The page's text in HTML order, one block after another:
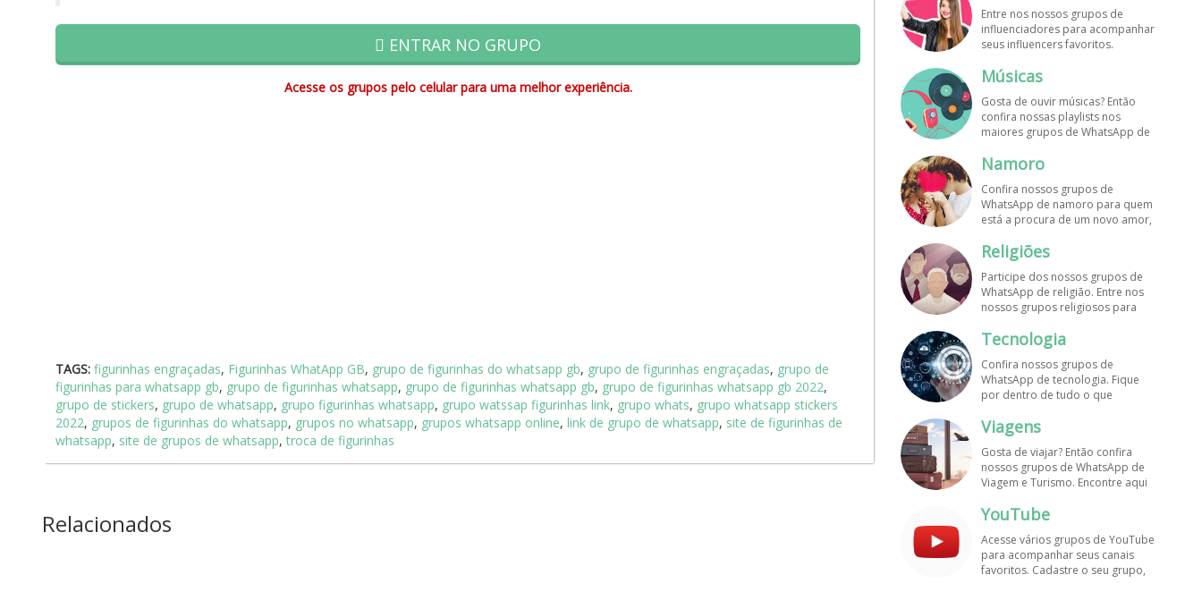
ENTRAR NO GRUPO
Acesse os grupos pelo celular para uma melhor experiência.
TAGS: figurinhas engraçadas, Figurinhas WhatApp GB, grupo de figurinhas do whatsapp gb, grupo de figurinhas engraçadas, grupo de
figurinhas para whatsapp gb, grupo de figurinhas whatsapp, grupo de figurinhas whatsapp gb, grupo de figurinhas whatsapp gb 2022,
grupo de stickers, grupo de whatsapp, grupo figurinhas whatsapp, grupo watssap figurinhas link, grupo whats, grupo whatsapp stickers
2022, grupos de figurinhas do whatsapp, grupos no whatsapp, grupos whatsapp online, link de grupo de whatsapp, site de figurinhas de
whatsapp, site de grupos de whatsapp,troca de figurinhas
Relacionados
Entre nos nossos grupos de
influenciadores para acompanhar
seus influencers favoritos.
em todo o Brasil e o mundo!
seus seguidores!
Músicas
Gosta de ouvir músicas? Então
confira nossas playlists nos
maiores grupos de WhatsApp de
melhores grupos de WhatsApp é
Namoro
Confira nossos grupos de
WhatsApp de namoro para quem
está a procura de um novo amor,
mais grupos de WhatsApp é de
graça!
Religiões
Participe dos nossos grupos de
WhatsApp de religião. Entre nos
nossos grupos religiosos para
só fé! Entre agora!
Tecnologia
Confira nossos grupos de
WhatsApp de tecnologia. Fique
por dentro de tudo o que
Aqui tem os grupos de WhatsApp
é de graça!
Viagens
Gosta de viajar? Então confira
nossos grupos de WhatsApp de
Viagem e Turismo. Encontre aqui
é de graça! Compartilhe com os
YouTube
Acesse vários grupos de YouTube
para acompanhar seus canais
favoritos. Cadastre o seu grupo,